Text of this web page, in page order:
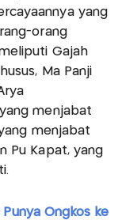
yang
orang
Gajah
Ma Panji
yang menjabat
menjabat
Pu Kapat, yang
Ongkos ke